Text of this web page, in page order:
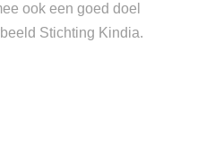
ook een goed doel
Stichting Kindia.